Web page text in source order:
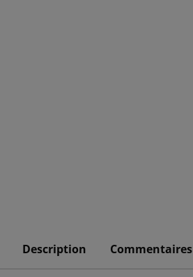
Description Commentaires